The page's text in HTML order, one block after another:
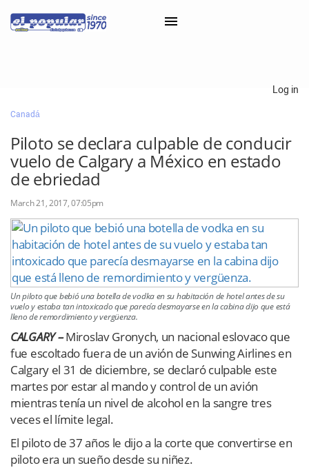
Classifieds
Categorías
Iniciar sesión con Clascal
Log in
Canadá
Piloto se declara culpable de conducir
vuelo de Calgary a México en estado
de ebriedad
March 21, 2017, 07:05pm
Un piloto que bebió una botella de vodka en su habitación de hotel antes de su
vuelo y estaba tan intoxicado que parecía desmayarse en la cabina dijo que está
lleno de remordimiento y vergüenza.
CALGARY – Miroslav Gronych, un nacional eslovaco que
fue escoltado fuera de un avión de Sunwing Airlines en
Calgary el 31 de diciembre, se declaró culpable este
martes por estar al mando y control de un avión
mientras tenía un nivel de alcohol en la sangre tres
veces el límite legal.
El piloto de 37 años le dijo a la corte que convertirse en
piloto era un sueño desde su niñez.